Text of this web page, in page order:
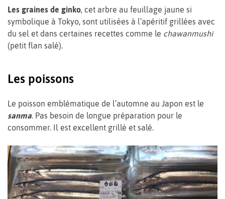
Les graines de ginko, cet arbre au feuillage jaune si
symbolique à Tokyo, sont utilisées à l’apéritif grillées avec
du sel et dans certaines recettes comme le chawanmushi
(petit flan salé).
Les poissons
Le poisson emblématique de l’automne au Japon est le
sanma. Pas besoin de longue préparation pour le
consommer. Il est excellent grillé et salé.